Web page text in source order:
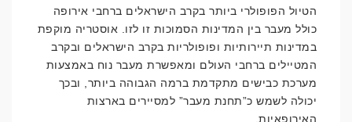
הטיול הפופולרי ביותר בקרב הישראלים ברחבי אירופה
כולל מעבר בין המדינות הסמוכות זו לזו. אוסטריה מוקפת
במדינות תיירותיות ופופולריות בקרב הישראלים ובקרב
המטיילים ברחבי העולם ומאפשרת מעבר נוח באמצעות
מערכת כבישים מתקדמת ברמה הגבוהה ביותר, ובכך
יכולה לשמש כ”תחנת מעבר” למסיירים בארצות
האירופאיות.